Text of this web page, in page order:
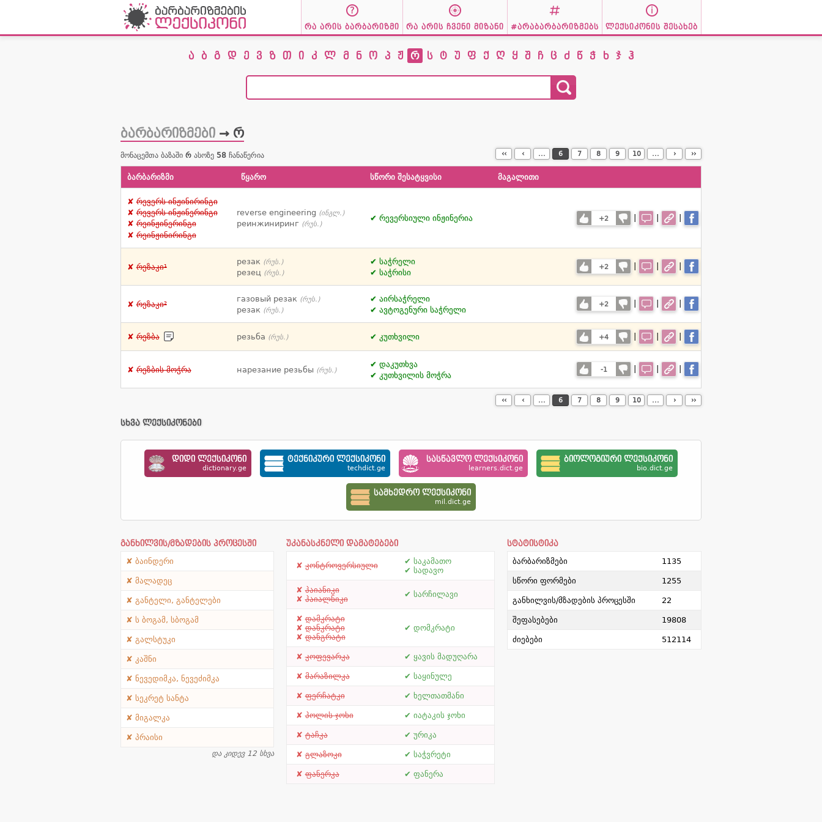
რა არის ბარბარიზმი რა არის ჩვენი მიზანი #არაბარბარიზმებს ლექსიკონის შესახებ
ა ბ გ დ ე ვ ზ თ ი კ ლ მ ნ ო პ ჟ რ ს ტ უ ფ ქ ღ ყ შ ჩ ც ძ წ ჭ ხ ჯ ჰ
ბარბარიზმები → რ
მონაცემთა ბაზაში რ ასოზე 58 ჩანაწერია ‹‹ ‹ ... 6 7 8 9 10 ... › ››
ბარბარიზმი წყარო სწორი შესატყვისი მაგალითი
რევერს ინჟინირინგი
რევერს ინჟინერინგი
რეინჟინერინგი
რეინჟინირინგი
reverse engineering (ინგლ.)
реинжиниринг (რუს.)
რევერსიული ინჟინერია +2
რეზაკი¹
резак (რუს.)
резец (რუს.)
საჭრელი
საჭრისი
+2
რეზაკი²
газовый резак (რუს.)
резак (რუს.)
აირსაჭრელი
ავტოგენური საჭრელი
+2
რეზბა резьба (რუს.) კუთხვილი +4
რეზბის მოჭრა нарезание резьбы (რუს.)
დაკუთხვა
კუთხვილის მოჭრა
-1
‹‹ ‹ ... 6 7 8 9 10 ... › ››
სხვა ლექსიკონები
დიდი ლექსიკონი
dictionary.ge
ტექნიკური ლექსიკონი
techdict.ge
სასწავლო ლექსიკონი
learners.dict.ge
ბიოლოგიური ლექსიკონი
bio.dict.ge
სამხედრო ლექსიკონი
mil.dict.ge
განხილვის/მზადების პროცესში
ბაინდერი
მალადეც
განტელი, განტელები
ს ბოგამ, სბოგამ
გალსტუკი
კაშნი
ნევედიმკა, ნევეძიმკა
სეკრეტ სანტა
მიგალკა
პრაისი
და კიდევ 12 სხვა
უკანასკნელი დამატებები
კონტროვერსიული
საკამათო
სადავო
პაიანიკი
პაიალნიკი
სარჩილავი
დამკრატი
დანკრატი
დანგრატი
დომკრატი
კოფევარკა ყავის მადუღარა
მარაზილკა საყინულე
ფერჩატკი ხელთათმანი
პოლის ჯოხი იატაკის ჯოხი
ტაჩკა ურიკა
გლაზოკი საჭვრეტი
ფანერკა ფანერა
სტატისტიკა
ბარბარიზმები
1135
სწორი ფორმები 1255
განხილვის/მზადების პროცესში 22
შეფასებები 19808
ძიებები 512114